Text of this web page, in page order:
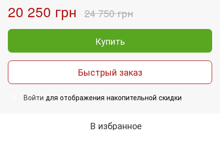
20 250 грн 24 750 грн
Купить
Быстрый заказ
Войти для отображения накопительной скидки
В избранное